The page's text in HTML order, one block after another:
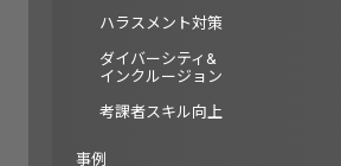
ハラスメント対策
ダイバーシティ&
インクルージョン
考課者スキル向上
事例